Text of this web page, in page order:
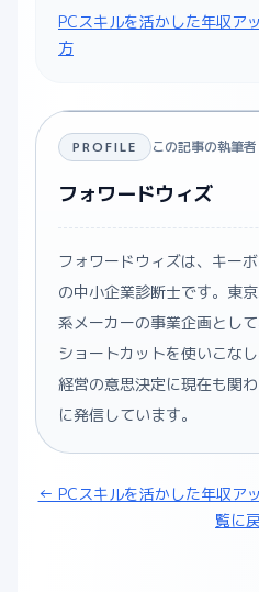
PCスキルを活かした年収ア
方
PROFILE この記事の執筆者
フォワードウィズ
フォワードウィズは、キー
の中小企業診断士です。東
系メーカーの事業企画とし
ショートカットを使いこな
経営の意思決定に現在も関
に発信しています。
← PCスキルを活かした年収ア
覧に